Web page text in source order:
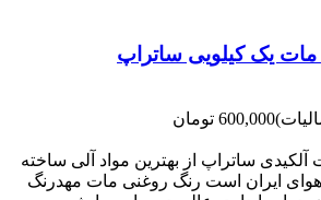
یک کیلویی ساتراپ
600,000 تومان
ساتراپ از بهترین مواد آلی ساخته
ایران است رنگ روغنی مات مهدرنگ